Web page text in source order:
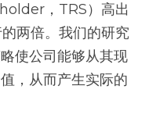
，TRS）高出
两倍。我们的研究
使公司能够从其现
，从而产生实际的